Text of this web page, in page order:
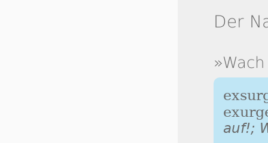
Der
auf!;